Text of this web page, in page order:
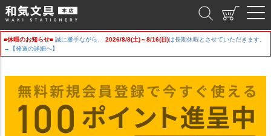
■休暇のお知らせ■ 誠に勝手ながら、 2026/8/8(土)～8/16(日)は長期休暇とさせていただきます。
→【発送の詳細へ】